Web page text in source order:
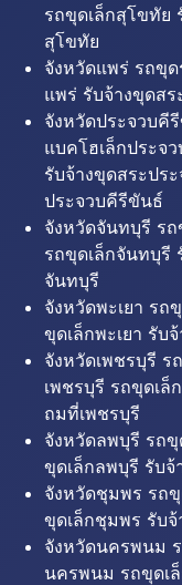
รถขุดเล็กสุโขทัย
สุโขทัย
จังหวัดแพร่ รถขุ
แพร่ รับจ้างขุดส
จังหวัดประจวบคี
แบคโฮเล็กประจ
รับจ้างขุดสระปร
ประจวบคีรีขันธ์
จังหวัดจันทบุรี ร
รถขุดเล็กจันทบุรี
จันทบุรี
จังหวัดพะเยา รถ
ขุดเล็กพะเยา รับ
จังหวัดเพชรบุรี ร
เพชรบุรี รถขุดเล็
ถมที่เพชรบุรี
จังหวัดลพบุรี รถ
ขุดเล็กลพบุรี รับ
จังหวัดชุมพร รถ
ขุดเล็กชุมพร รับ
จังหวัดนครพนม
นครพนม รถขุดเ